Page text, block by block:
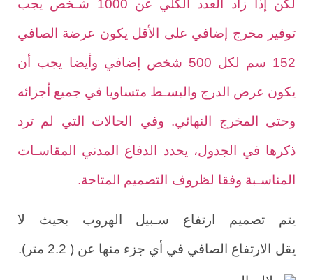
لكن إذا
زاد العدد الكلي عن 1000 شـخص يجب
توفير مخرج إضافي على الأقل يكون عرضة الصافي
152 سم لكل 500 شخص إضافي وأيضا
يجب أن
يكون عرض الدرج والبسـط متساويا في جميع أجزائه
وحتى المخرج النهائي. وفي
الحالات التي لم ترد
ذكرها في الجدول، يحدد الدفاع المدني المقاسـات
المناسـبة وفقا لظروف
التصميم المتاحة.
يتم تصميم ارتفاع سـبيل الهروب بحيث لا
يقل الارتفاع الصافي في أي جزء منها عن ( 2.2 متر) .